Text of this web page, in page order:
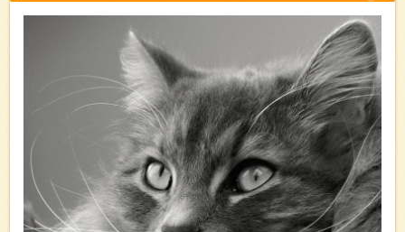
サイベリアンは猫アレル